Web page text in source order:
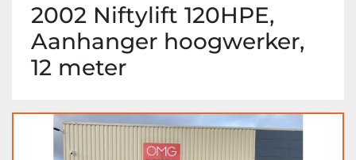
2002 Niftylift 120HPE,
Aanhanger hoogwerker,
12 meter